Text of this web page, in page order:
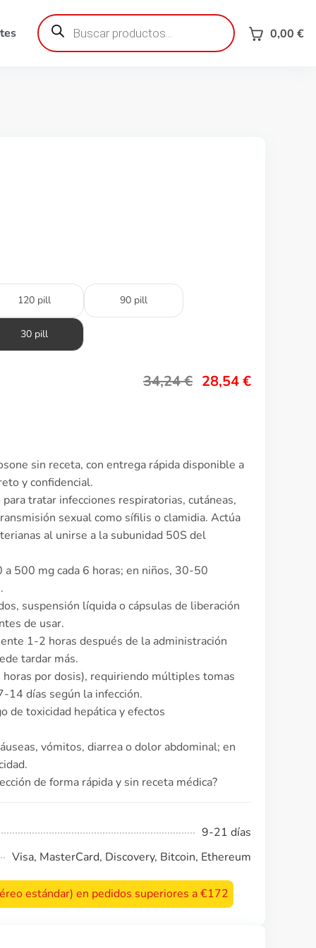
Búsqueda
de
productos 0,00 €
120 pill 90 pill
30 pill
34,24€ 28,54€
sin receta, con entrega rápida disponible a
y confidencial.
tratar infecciones respiratorias, cutáneas,
sexual como sífilis o clamidia. Actúa
al unirse a la subunidad 50S del
500 mg cada 6 horas; en niños, 30-50
suspensión líquida o cápsulas de liberación
de usar.
1-2 horas después de la administración
tardar más.
horas por dosis), requiriendo múltiples tomas
14 días según la infección.
de toxicidad hepática y efectos
vómitos, diarrea o dolor abdominal; en
de forma rápida y sin receta médica?
9-21 días
Visa, MasterCard, Discovery, Bitcoin, Ethereum
estándar) en pedidos superiores a €172